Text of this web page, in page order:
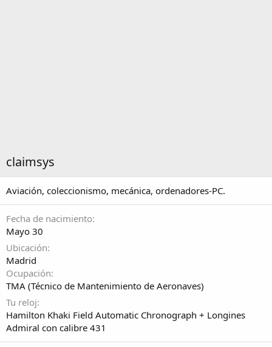
claimsys
Aviación, coleccionismo, mecánica, ordenadores-PC.
Fecha de nacimiento
Mayo 30
Ubicación
Madrid
Ocupación
TMA (Técnico de Mantenimiento de Aeronaves)
Tu reloj
Hamilton Khaki Field Automatic Chronograph + Longines
Admiral con calibre 431